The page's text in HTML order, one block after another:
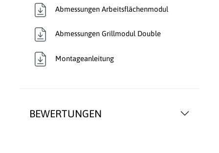
BEWERTUNGEN
Abmessungen Arbeitsflächenmodul
Abmessungen Grillmodul Double
Montageanleitung